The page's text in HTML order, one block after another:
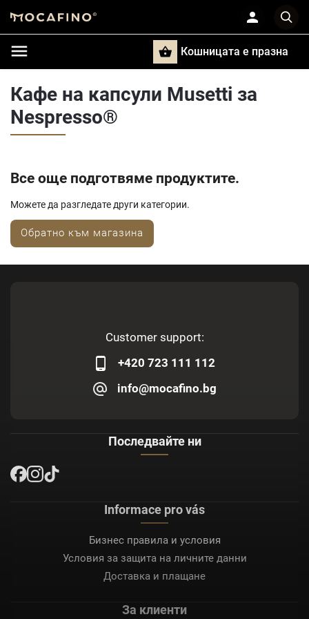
Кошницата e празна
Кафе на капсули Musetti за
Nespresso®
Все още подготвяме продуктите.
Можете да разгледате други категории.
Обратно към магазина
Customer support:
+420 723 111 112
info@mocafino.bg
Последвайте ни
Informace pro vás
Бизнес правила и условия
Условия за защита на личните данни
Доставка и плащане
За клиенти